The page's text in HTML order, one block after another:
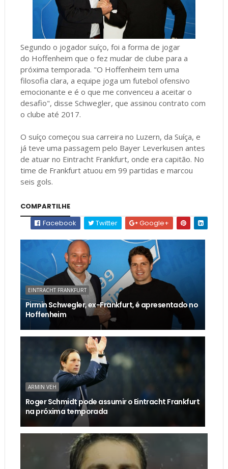
Segundo o jogador suíço, foi a forma de jogar
do Hoffenheim que o fez mudar de clube para a
próxima temporada. "O Hoffenheim tem uma
filosofia clara, a equipe joga um futebol ofensivo
emocionante e é o que me convenceu a aceitar o
desafio", disse Schwegler, que assinou contrato com
o clube até 2017.
O suíço começou sua carreira no Luzern, da Suíça, e
já teve uma passagem pelo Bayer Leverkusen antes
de atuar no Eintracht Frankfurt, onde era capitão. No
time de Frankfurt atuou em 99 partidas e marcou
seis gols.
COMPARTILHE
Facebook
Twitter Google+
EINTRACHT FRANKFURT
Pirmin Schwegler, ex-Frankfurt, é apresentado no
Hoffenheim
ARMIN VEH
Roger Schmidt pode assumir o Eintracht Frankfurt
na próxima temporada